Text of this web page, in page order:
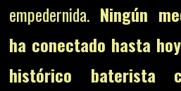
empedernida. Ningún
ha conectado hasta
histórico baterista